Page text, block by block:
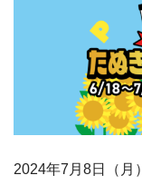
2024年7月8日（月